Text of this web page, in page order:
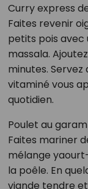
Curry express
Faites revenir
petits pois avec
massala.
minutes.
vitaminé vous
quotidien.
Poulet au
Faites mariner
mélange
la poêle. En
viande tendre